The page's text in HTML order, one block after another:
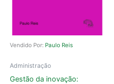
Vendido Por: Paulo Reis
Administração
Gestão da inovação: